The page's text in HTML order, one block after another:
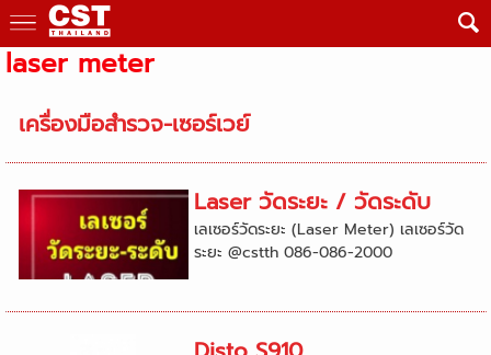
laser meter
เครื่องมือสำรวจ-เซอร์เวย์
Laser วัดระยะ / วัดระดับ
เลเซอร์วัดระยะ (Laser Meter) เลเซอร์วัด
ระยะ @cstth 086-086-2000